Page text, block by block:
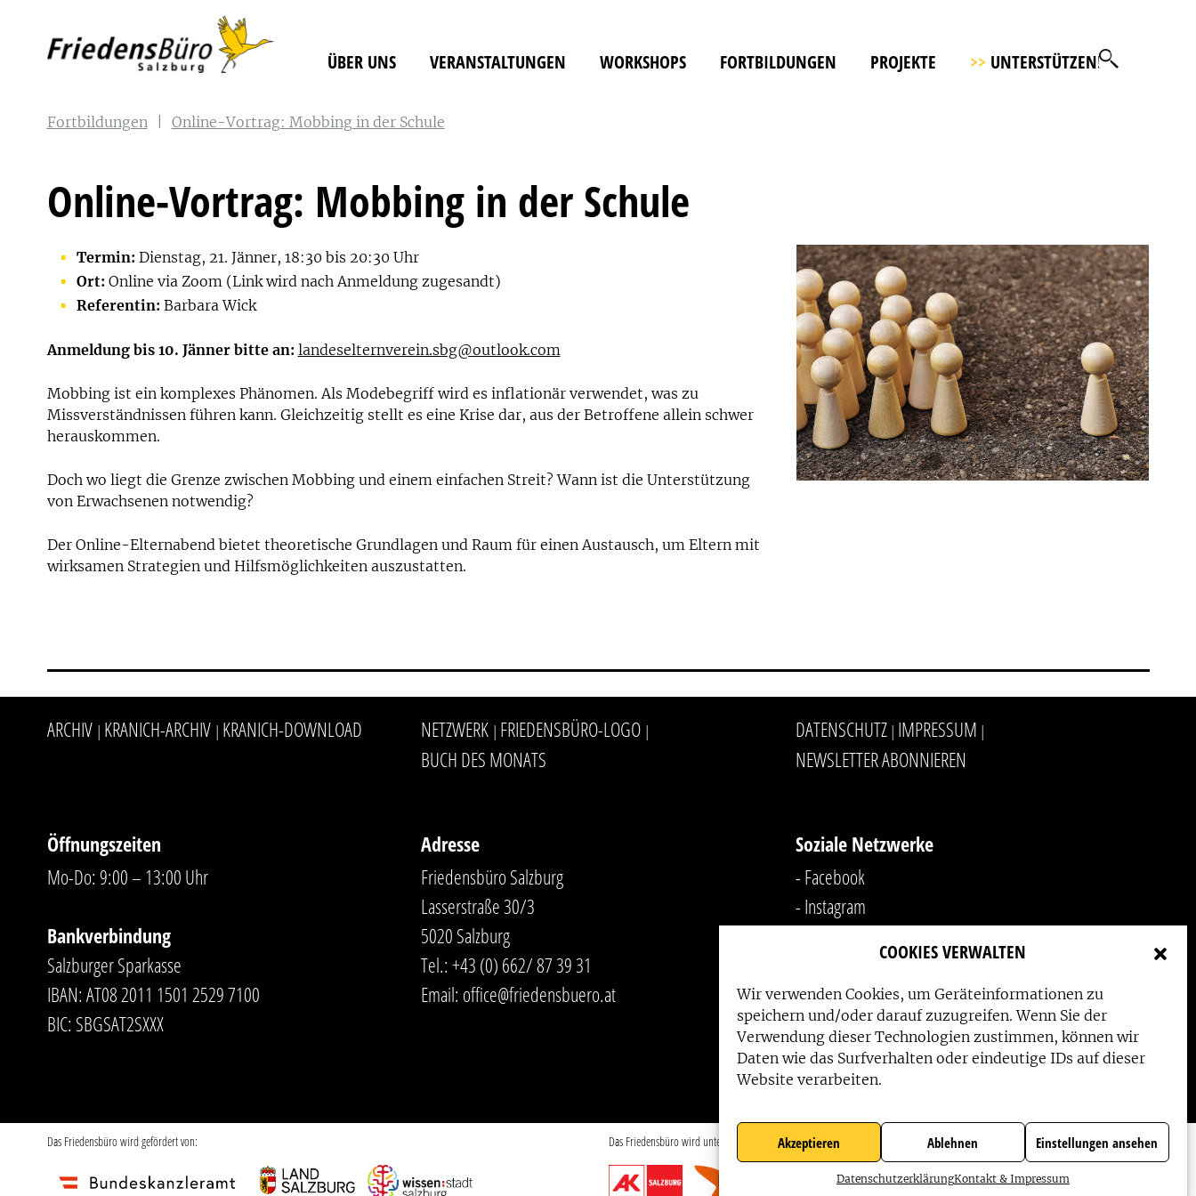
COOKIES VERWALTEN
Wir verwenden Cookies, um Geräteinformationen zu
speichern und/oder darauf zuzugreifen. Wenn Sie der
Verwendung dieser Technologien zustimmen, können wir
Daten wie das Surfverhalten oder eindeutige IDs auf dieser
Website verarbeiten.
Akzeptieren Ablehnen Einstellungen ansehen
DatenschutzerklärungKontakt & Impressum
ÜBER UNS VERANSTALTUNGEN WORKSHOPS FORTBILDUNGEN PROJEKTE >> UNTERSTÜTZEN!
Fortbildungen Online-Vortrag: Mobbing in der Schule
Online-Vortrag: Mobbing in der Schule
Termin: Dienstag, 21. Jänner, 18:30 bis 20:30 Uhr
Ort: Online via Zoom (Link wird nach Anmeldung zugesandt)
Referentin: Barbara Wick
Anmeldung bis 10. Jänner bitte an: landeselternverein.sbg@outlook.com
Mobbing ist ein komplexes Phänomen. Als Modebegriff wird es inflationär verwendet, was zu
Missverständnissen führen kann. Gleichzeitig stellt es eine Krise dar, aus der Betroffene allein schwer
herauskommen.
Doch wo liegt die Grenze zwischen Mobbing und einem einfachen Streit? Wann ist die Unterstützung
von Erwachsenen notwendig?
Der Online-Elternabend bietet theoretische Grundlagen und Raum für einen Austausch, um Eltern mit
wirksamen Strategien und Hilfsmöglichkeiten auszustatten.
ARCHIV | KRANICH-ARCHIV | KRANICH-DOWNLOAD NETZWERK | FRIEDENSBÜRO-LOGO |
BUCH DES MONATS
DATENSCHUTZ | IMPRESSUM |
NEWSLETTER ABONNIEREN
Öffnungszeiten
Mo-Do: 9:00 – 13:00 Uhr
Bankverbindung
Salzburger Sparkasse
IBAN: AT08 2011 1501 2529 7100
BIC: SBGSAT2SXXX
Adresse
Friedensbüro Salzburg
Lasserstraße 30/3
5020 Salzburg
Tel.:+43 (0) 662/ 87 39 31
Email: office@friedensbuero.at
Soziale Netzwerke
- Facebook
- Instagram
Das Friedensbüro wird gefördert von: Das Friedensbüro wird unterstützt von: